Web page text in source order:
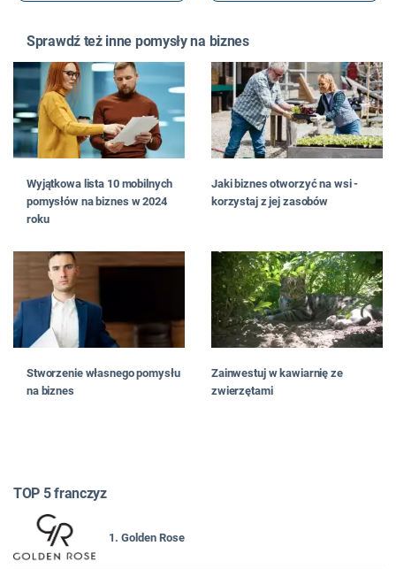
Sprawdź też inne pomysły na biznes
Wyjątkowa lista 10 mobilnych
pomysłów na biznes w 2024
roku
Jaki biznes otworzyć na wsi -
korzystaj z jej zasobów
Stworzenie własnego pomysłu
na biznes
Zainwestuj w kawiarnię ze
zwierzętami
TOP 5 franczyz
1. Golden Rose